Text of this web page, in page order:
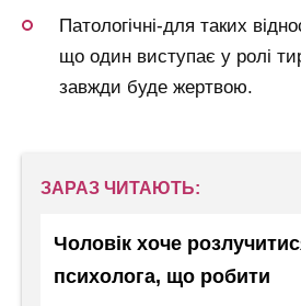
Патологічні-для таких
що один виступає у ролі
завжди буде жертвою.
ЗАРАЗ ЧИТАЮТЬ:
Чоловік хоче
психолога, що робити